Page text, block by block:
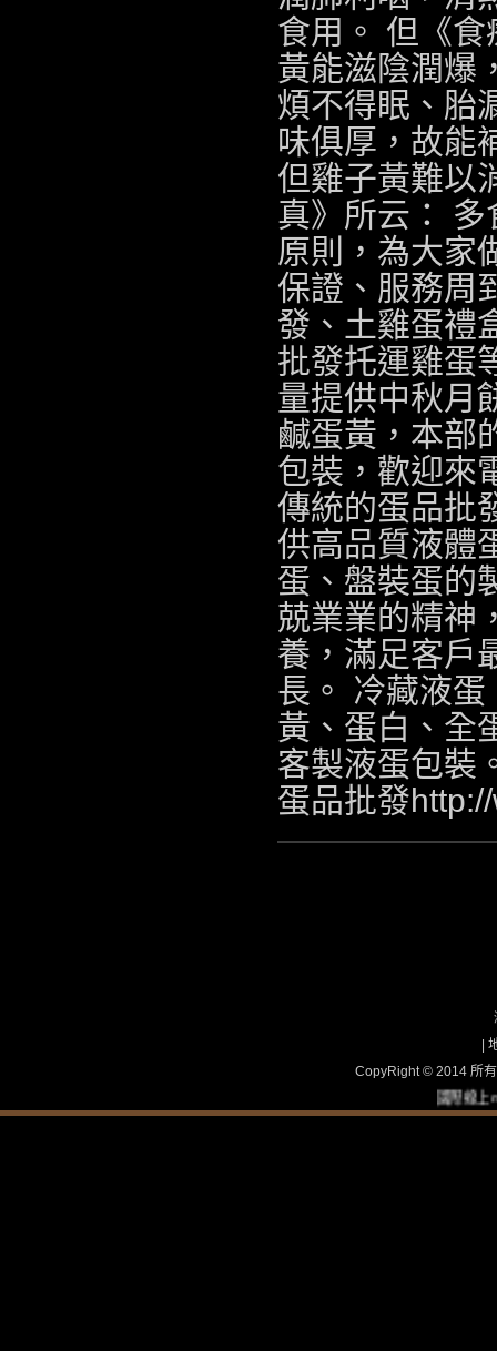
食用。 但《
黃能滋陰潤爆
煩不得眠、胎
味俱厚，故能
但雞子黃難以
真》所云：
原則，為大家
保證、服務周
發、土雞蛋禮
批發托運雞蛋
量提供中秋月
鹹蛋黃，本部
包裝，歡迎來
傳統的蛋品批
供高品質液體
蛋、盤裝蛋的
兢業業的精神
養，滿足客戶
長。 冷藏液
黃、蛋白、全
客製液蛋包裝
蛋品批發
|
CopyRight © 2014 所
國際線上